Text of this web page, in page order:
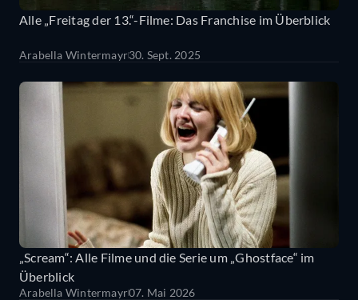
Alle „Freitag der 13.“-Filme: Das Franchise im Überblick
Arabella Wintermayr30. Sept. 2025
„Scream“: Alle Filme und die Serie um „Ghostface“ im
Überblick
Arabella Wintermayr07. Mai 2026